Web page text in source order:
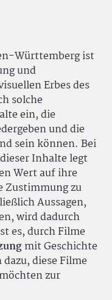
Württemberg ist
und
Erbes des
solche
ein, die
und die
sein können. Bei
Inhalte legt
Wert auf ihre
Zustimmung zu
Aussagen,
wird dadurch
es, durch Filme
mit Geschichte
diese Filme
zur